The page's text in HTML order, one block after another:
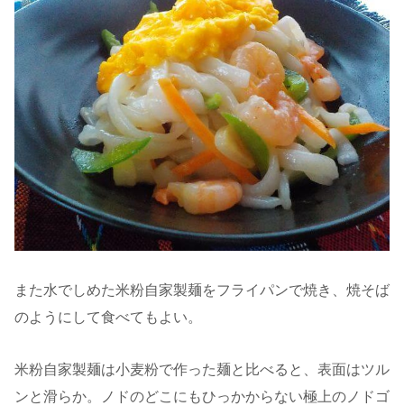
また水でしめた米粉自家製麺をフライパンで焼き、焼そば
のようにして食べてもよい。
米粉自家製麺は小麦粉で作った麺と比べると、表面はツル
ンと滑らか。ノドのどこにもひっかからない極上のノドゴ